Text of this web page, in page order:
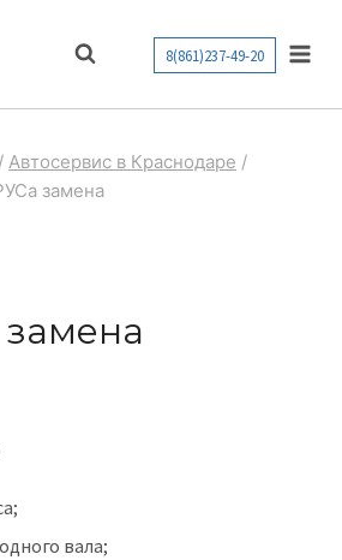
8(861)237-49-20
/ Автосервис в Краснодаре /
замена
вала;